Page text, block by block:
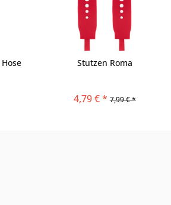
Stutzen Roma
4,79 € * 7,99 € *